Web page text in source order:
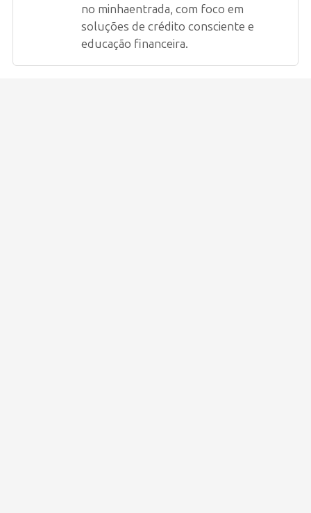
no minhaentrada, com foco em
soluções de crédito consciente e
educação financeira.